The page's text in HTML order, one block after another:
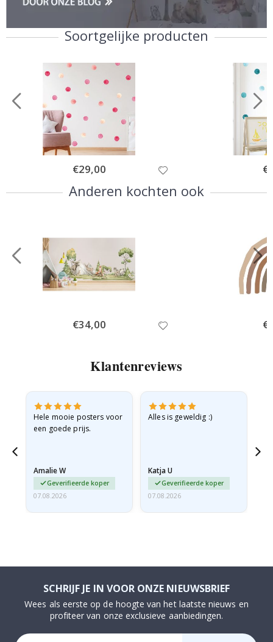
Soortgelijke producten
Special
Price
€29,00
Anderen kochten ook
Special
Price
€34,00
Klantenreviews
Hele mooie posters voor
een goede prijs.
Amalie W
Geverifieerde koper
07.08.2026
Alles is geweldig :)
Katja U
Geverifieerde koper
07.08.2026
SCHRIJF JE IN VOOR ONZE NIEUWSBRIEF
Wees als eerste op de hoogte van het laatste nieuws en
profiteer van onze exclusieve aanbiedingen.